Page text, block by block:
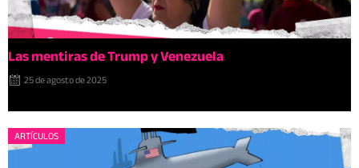
Las mentiras de Trump y Venezuela
25 de agosto de 2025
ARTÍCULOS